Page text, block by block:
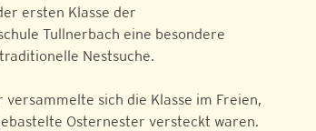
ersten Klasse der
Tullnerbach eine besondere
Nestsuche.
sich die Klasse im Freien,
Osternester versteckt waren.